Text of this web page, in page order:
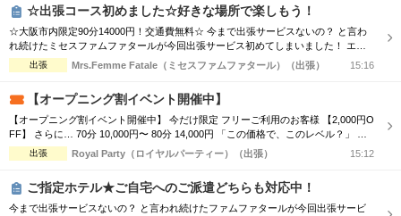
☆出張コース初めました☆好きな場所で楽しもう！
☆大阪市内限定90分14000円！交通費無料☆ 今まで出張サービスないの？ と言わ
れ続けたミセスファムファタールが今回出張サービス初めてしまいました！ エリ
アによっては交通費の差が出ますので詳細はTELにてお伝えさせて頂きます。 90
分コース14000円 120分コース18000円 でのご案内☆ 是非この機会に一度お電話お
出張 Mrs.Femme Fatale（ミセスファムファタール）（出張） 15:16
【オープニング割イベント開催中】
【オープニング割イベント開催中】 今だけ限定 フリーご利用のお客様 【2,000円O
FF】 さらに… 70分 10,000円〜 80分 14,000円 「この価格で、このレベル？」 ル
ックス・スタイル・愛嬌を兼ね備えたハイレベルなセラピストが多数在籍。 大阪
トップクラスの美女たちとの特別な時間を、オープニング価格でご案内中です。
出張 Royal Party（ロイヤルパーティー）（出張） 15:12
ご指定ホテル★ご自宅へのご派遣どちらも対応中！
今まで出張サービスないの？ と言われ続けたファムファタールが今回出張サービ